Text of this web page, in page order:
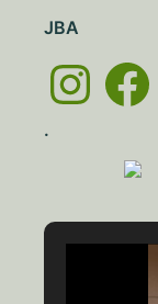
JBA
Instagram
.